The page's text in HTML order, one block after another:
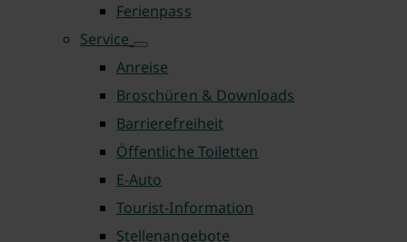
Ferienpass
Service
Anreise
Broschüren & Downloads
Barrierefreiheit
Öffentliche Toiletten
E-Auto
Tourist-Information
Stellenangebote